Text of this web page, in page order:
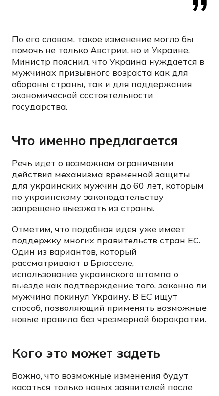
По его словам, такое изменение могло бы
помочь не только Австрии, но и Украине.
Министр пояснил, что Украина нуждается в
мужчинах призывного возраста как для
обороны страны, так и для поддержания
экономической состоятельности
государства.
Что именно предлагается
Речь идет о возможном ограничении
действия механизма временной защиты
для украинских мужчин до 60 лет, которым
по украинскому законодательству
запрещено выезжать из страны.
Отметим, что подобная идея уже имеет
поддержку многих правительств стран ЕС.
Один из вариантов, который
рассматривают в Брюсселе, -
использование украинского штампа о
выезде как подтверждение того, законно ли
мужчина покинул Украину. В ЕС ищут
способ, позволяющий применять возможные
новые правила без чрезмерной бюрократии.
Кого это может задеть
Важно, что возможные изменения будут
касаться только новых заявителей после